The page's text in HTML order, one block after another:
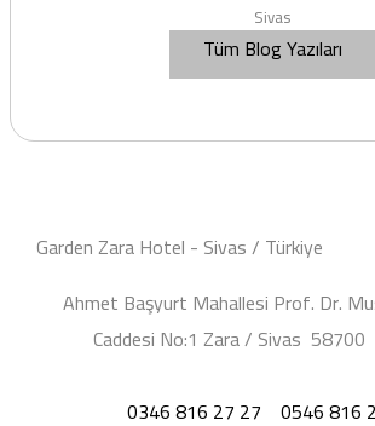
Sivas
Tüm Blog Yazıları
Garden Zara Hotel - Sivas / Türkiye
Ahmet Başyurt Mahallesi Prof. Dr.
Caddesi No:1 Zara / Sivas 58700
0346 816 27 27 0546 816